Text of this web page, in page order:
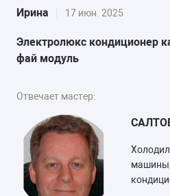
Ирина 17 июн. 2025
Электролюкс кондиционер
фай модуль
Отвечает мастер: